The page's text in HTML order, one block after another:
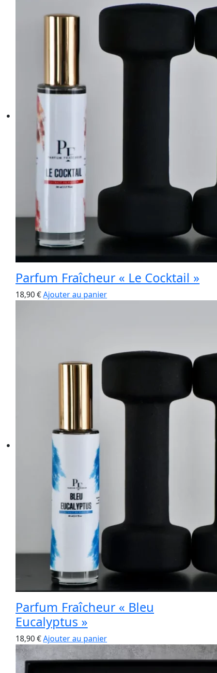
Parfum Fraîcheur « Le Cocktail »
18,90€Ajouter au panier
Parfum Fraîcheur « Bleu
Eucalyptus »
18,90€Ajouter au panier